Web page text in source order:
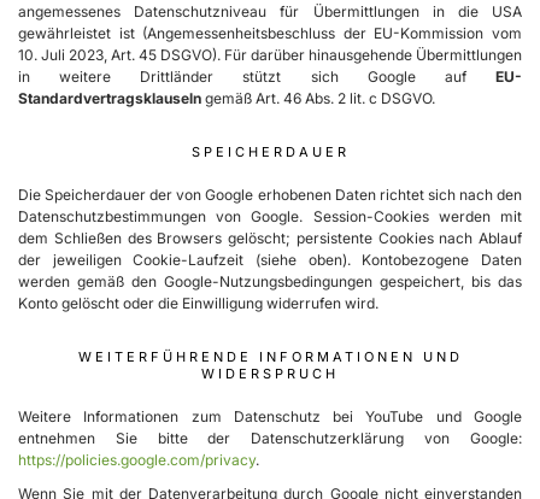
angemessenes Datenschutzniveau für Übermittlungen in die USA
gewährleistet ist (Angemessenheitsbeschluss der EU-Kommission vom
10. Juli 2023, Art. 45 DSGVO). Für darüber hinausgehende Übermittlungen
in weitere Drittländer stützt sich Google auf EU-
Standardvertragsklauseln gemäß Art. 46 Abs. 2 lit. c DSGVO.
SPEICHERDAUER
Die Speicherdauer der von Google erhobenen Daten richtet sich nach den
Datenschutzbestimmungen von Google. Session-Cookies werden mit
dem Schließen des Browsers gelöscht; persistente Cookies nach Ablauf
der jeweiligen Cookie-Laufzeit (siehe oben). Kontobezogene Daten
werden gemäß den Google-Nutzungsbedingungen gespeichert, bis das
Konto gelöscht oder die Einwilligung widerrufen wird.
WEITERFÜHRENDE INFORMATIONEN UND
WIDERSPRUCH
Weitere Informationen zum Datenschutz bei YouTube und Google
entnehmen Sie bitte der Datenschutzerklärung von Google:
https://policies.google.com/privacy.
Wenn Sie mit der Datenverarbeitung durch Google nicht einverstanden